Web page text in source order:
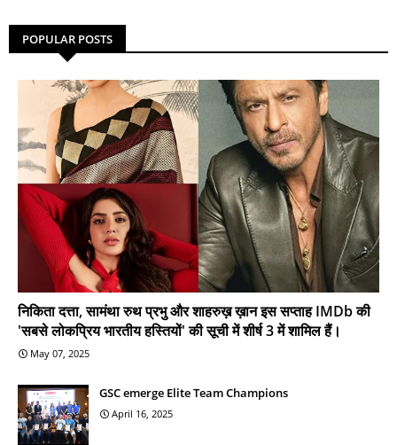
POPULAR POSTS
निकिता दत्ता, सामंथा रुथ प्रभु और शाहरुख़ ख़ान इस सप्ताह IMDb की
'सबसे लोकप्रिय भारतीय हस्तियों' की सूची में शीर्ष 3 में शामिल हैं।
May 07, 2025
GSC emerge Elite Team Champions
April 16, 2025